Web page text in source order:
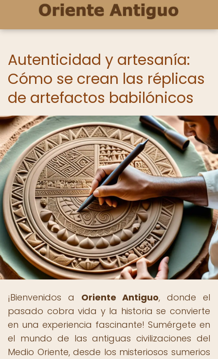
Autenticidad y artesanía:
Cómo se crean las réplicas
de artefactos babilónicos
¡Bienvenidos a Oriente Antiguo, donde el
pasado cobra vida y la historia se convierte
en una experiencia fascinante! Sumérgete en
el mundo de las antiguas civilizaciones del
Medio Oriente, desde los misteriosos sumerios